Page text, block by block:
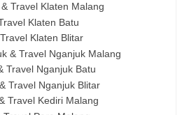
Travel Klaten Malang
Klaten Batu
Klaten Blitar
& Travel Nganjuk Malang
Travel Nganjuk Batu
Travel Nganjuk Blitar
Travel Kediri Malang